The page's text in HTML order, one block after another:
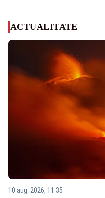
ACTUALITATE
10 aug. 2026, 11:35